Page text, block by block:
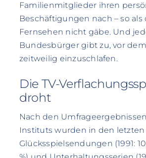
Familienmitglieder ihren
Beschäftigungen nach – so als
Fernsehen nicht gäbe. Und
Bundesbürger gibt zu, vor
zeitweilig einzuschlafen.
Die TV-
droht
Nach den
Instituts wurden in den
Glücksspielsendungen (1991: 10